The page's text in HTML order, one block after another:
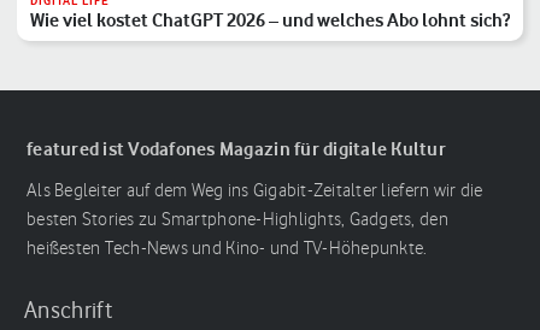
Wie viel kostet ChatGPT 2026 – und welches Abo lohnt sich?
featured ist Vodafones Magazin für digitale Kultur
Als Begleiter auf dem Weg ins Gigabit-Zeitalter liefern wir die
besten Stories zu Smartphone-Highlights, Gadgets, den
heißesten Tech-News und Kino- und TV-Höhepunkte.
Anschrift